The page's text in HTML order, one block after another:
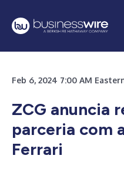
Feb 6, 2024 7:00 AM
ZCG anuncia
parceria com
Ferrari